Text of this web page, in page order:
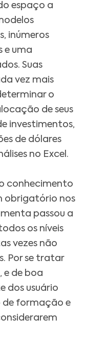
espaço a
inúmeros
e uma
Suas
vez mais
o
de seus
investimentos,
de dólares
no Excel.
conhecimento
obrigatório nos
passou a
os níveis
vezes não
Por se tratar
e de boa
dos usuário
de formação e